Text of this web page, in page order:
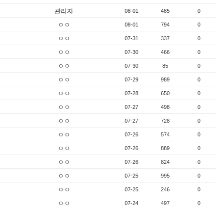
관리자 08-01 485 0
ㅇㅇ 08-01 794 0
ㅇㅇ 07-31 337 0
ㅇㅇ 07-30 466 0
ㅇㅇ 07-30 85 0
ㅇㅇ 07-29 989 0
ㅇㅇ 07-28 650 0
ㅇㅇ 07-27 498 0
ㅇㅇ 07-27 728 0
ㅇㅇ 07-26 574 0
ㅇㅇ 07-26 889 0
ㅇㅇ 07-26 824 0
ㅇㅇ 07-25 995 0
ㅇㅇ 07-25 246 0
ㅇㅇ 07-24 497 0